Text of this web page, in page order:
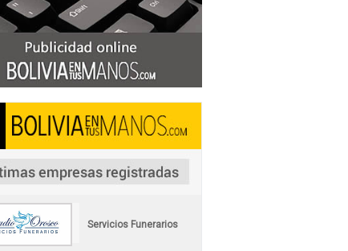
Servicios Funerarios